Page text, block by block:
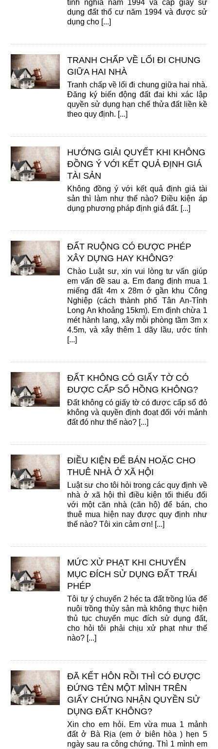
tình nghĩa năm 1994 và cấp giấy sử
dụng đất thổ cư năm 1994 và được sử
dụng cho [...]
TRANH CHẤP VỀ LỐI ĐI CHUNG
GIỮA HAI NHÀ
Tranh chấp về lối đi chung giữa hai nhà.
Đăng ký biến động đất đai khi xác lập
quyền sử dụng hạn chế thửa đất liền kề
theo quy định. [...]
HƯỚNG GIẢI QUYẾT KHI KHÔNG
ĐỒNG Ý VỚI KẾT QUẢ ĐỊNH GIÁ
TÀI SẢN
Không đồng ý với kết quả định giá tài
sản thì làm như thế nào? Điều kiện áp
dụng phương pháp định giá đất. [...]
ĐẤT RUỘNG CÓ ĐƯỢC PHÉP
XÂY DỰNG HAY KHÔNG?
Chào Luật sư, xin vui lòng tư vấn giúp
em vấn đề sau ạ. Em đang định mua 1
miếng đất 4m x 28m ở gần khu Công
Nghiệp (cách thành phố Tân An-Tỉnh
Long An khoảng 15km). Em định chừa 1
mét hành lang, xây mỗi phòng tầm 3m x
4.5m, và xây thêm 1 dãy lầu, ước tính
[...]
ĐẤT KHÔNG CÓ GIẤY TỜ CÓ
ĐƯỢC CẤP SỔ HỒNG KHÔNG?
Đất không có giấy tờ có được cấp sổ đỏ
không và quyền định đoạt đối với mảnh
đất đó như thế nào? [...]
ĐIỀU KIỆN ĐỂ BÁN HOẶC CHO
THUÊ NHÀ Ở XÃ HỘI
Luật sư cho tôi hỏi trong các quy định về
nhà ở xã hội thì điều kiện tối thiểu đối
với một căn nhà (căn hộ) để bán, cho
thuê mua hiện nay được quy định như
thế nào? Tôi xin cảm ơn! [...]
MỨC XỬ PHẠT KHI CHUYỂN
MỤC ĐÍCH SỬ DỤNG ĐẤT TRÁI
PHÉP
Tôi tự ý chuyển 2 héc ta đất trồng lúa để
nuôi trồng thủy sản mà không thực hiện
thủ tục chuyển mục đích sử dụng đất,
cho hỏi tôi phải chịu xử phạt như thế
nào? [...]
ĐÃ KẾT HÔN RỒI THÌ CÓ ĐƯỢC
ĐỨNG TÊN MỘT MÌNH TRÊN
GIẤY CHỨNG NHẬN QUYỀN SỬ
DỤNG ĐẤT KHÔNG?
Xin cho em hỏi. Em vừa mua 1 mảnh
đất ở Bà Rịa (em ở biên hòa ) hẹn 5
ngày sau ra công chứng. Thì 1 mình em